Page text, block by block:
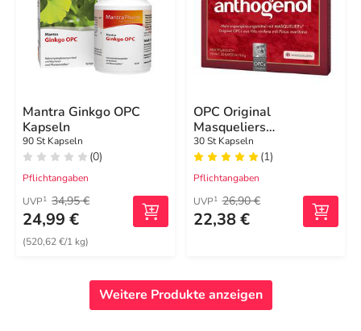
Mantra Ginkgo OPC
Kapseln
90 St Kapseln
(0)
Pflichtangaben
UVP1 34,95 €
24,99 €
(520,62 €/1 kg)
OPC Original
Masqueliers
Anthogenol Kapseln
30 St Kapseln
(1)
Pflichtangaben
UVP1 26,90 €
22,38 €
Weitere Produkte anzeigen